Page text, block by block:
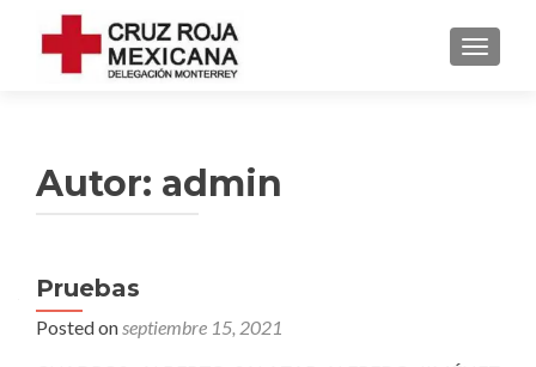
Autor: admin
Pruebas
Posted onseptiembre 15, 2021